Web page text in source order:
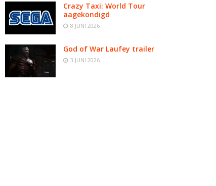
Crazy Taxi: World Tour
aagekondigd
8 JUNI 2026
God of War Laufey trailer
3 JUNI 2026